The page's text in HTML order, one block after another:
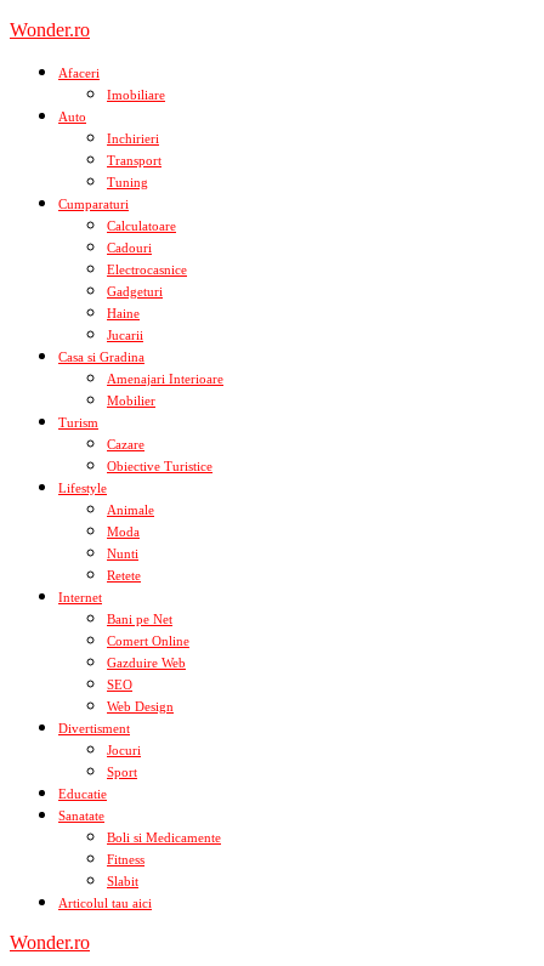
Skip
content
Wonder.ro
Afaceri
Imobiliare
Auto
Inchirieri
Transport
Tuning
Cumparaturi
Calculatoare
Cadouri
Electrocasnice
Gadgeturi
Haine
Jucarii
Casa si Gradina
Amenajari Interioare
Mobilier
Turism
Cazare
Obiective Turistice
Lifestyle
Animale
Moda
Nunti
Retete
Internet
Bani pe Net
Comert Online
Gazduire Web
SEO
Web Design
Divertisment
Jocuri
Sport
Educatie
Sanatate
Boli si Medicamente
Fitness
Slabit
Articolul tau aici
Wonder.ro